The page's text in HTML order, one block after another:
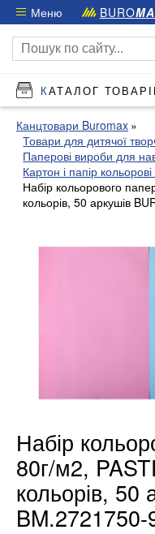
Меню BURO
КАТАЛОГ
Канцтовари Buromax
Товари для дитячої
Паперові вироби для
Картон і папір кольорові
Набір кольорового
кольорів, 50 аркушів
Набір
80г/м2,
кольорів, 50
BM.2721750-